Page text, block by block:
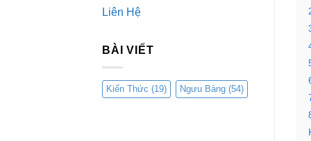
Liên Hệ
BÀI VIẾT
Kiến Thức (19) Ngưu Bàng (54)